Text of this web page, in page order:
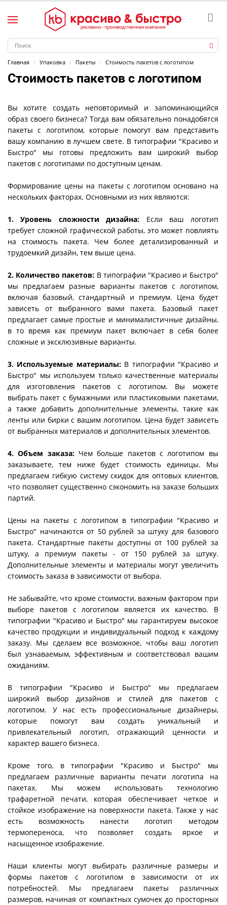
Главная Упаковка Пакеты Стоимость пакетов с логотипом
Стоимость пакетов с логотипом
Вы хотите создать неповторимый и запоминающийся
образ своего бизнеса? Тогда вам обязательно понадобятся
пакеты с логотипом, которые помогут вам представить
вашу компанию в лучшем свете. В типографии "Красиво и
Быстро" мы готовы предложить вам широкий выбор
пакетов с логотипами по доступным ценам.
Формирование цены на пакеты с логотипом основано на
нескольких факторах. Основными из них являются:
1. Уровень сложности дизайна: Если ваш логотип
требует сложной графической работы, это может повлиять
на стоимость пакета. Чем более детализированный и
трудоемкий дизайн, тем выше цена.
2. Количество пакетов: В типографии "Красиво и Быстро"
мы предлагаем разные варианты пакетов с логотипом,
включая базовый, стандартный и премиум. Цена будет
зависеть от выбранного вами пакета. Базовый пакет
предлагает самые простые и минималистичные дизайны,
в то время как премиум пакет включает в себя более
сложные и эксклюзивные варианты.
3. Используемые материалы:В типографии "Красиво и
Быстро" мы используем только качественные материалы
для изготовления пакетов с логотипом. Вы можете
выбрать пакет с бумажными или пластиковыми пакетами,
а также добавить дополнительные элементы, такие как
ленты или бирки с вашим логотипом. Цена будет зависеть
от выбранных материалов и дополнительных элементов.
4. Объем заказа:Чем больше пакетов с логотипом вы
заказываете, тем ниже будет стоимость единицы. Мы
предлагаем гибкую систему скидок для оптовых клиентов,
что позволяет существенно сэкономить на заказе больших
партий.
Цены на пакеты с логотипом в типографии "Красиво и
Быстро" начинаются от 50 рублей за штуку для базового
пакета. Стандартные пакеты доступны от 100 рублей за
штуку, а премиум пакеты - от 150 рублей за штуку.
Дополнительные элементы и материалы могут увеличить
стоимость заказа в зависимости от выбора.
Не забывайте, что кроме стоимости, важным фактором при
выборе пакетов с логотипом является их качество. В
типографии "Красиво и Быстро" мы гарантируем высокое
качество продукции и индивидуальный подход к каждому
заказу. Мы сделаем все возможное, чтобы ваш логотип
был узнаваемым, эффективным и соответствовал вашим
ожиданиям.
В типографии "Красиво и Быстро" мы предлагаем
широкий выбор дизайнов и стилей для пакетов с
логотипом. У нас есть профессиональные дизайнеры,
которые помогут вам создать уникальный и
привлекательный логотип, отражающий ценности и
характер вашего бизнеса.
Кроме того, в типографии "Красиво и Быстро" мы
предлагаем различные варианты печати логотипа на
пакетах. Мы можем использовать технологию
трафаретной печати, которая обеспечивает четкое и
стойкое изображение на поверхности пакета. Также у нас
есть возможность нанести логотип методом
термопереноса, что позволяет создать яркое и
насыщенное изображение.
Наши клиенты могут выбирать различные размеры и
формы пакетов с логотипом в зависимости от их
потребностей. Мы предлагаем пакеты различных
размеров, начиная от компактных сумочек до просторных